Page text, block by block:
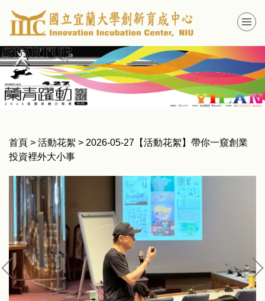
跳
到
主
要
內
容
區
首頁 > 活動花絮 > 2026-05-27【活動花絮】帶你一窺創業
投資裡外大小事